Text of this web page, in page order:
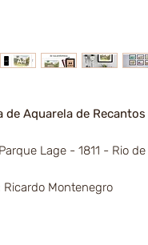
de Aquarela de
Parque Lage - 1811 - Rio
Ricardo Montenegro